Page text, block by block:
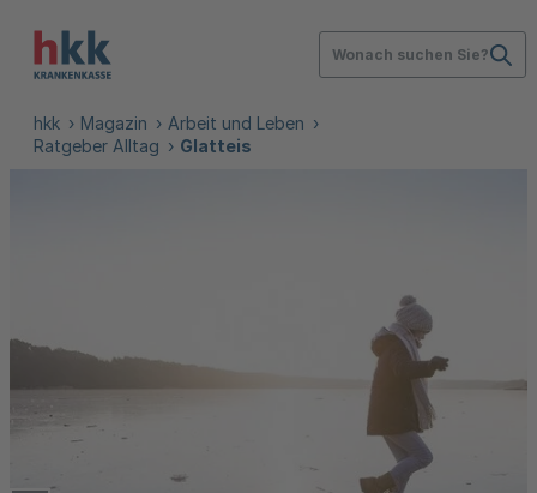
Wonach suchen Sie?
hkk Magazin
Arbeit und Leben
Ratgeber Alltag
Glatteis